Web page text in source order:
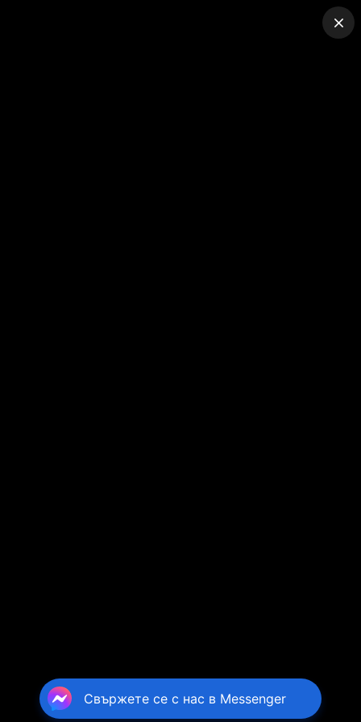
Свържете се с нас в Messenger